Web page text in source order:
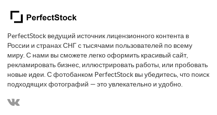
PerfectStock ведущий источник лицензионного контента в
России и странах СНГ с тысячами пользователей по всему
миру. С нами вы сможете легко оформить красивый сайт,
рекламировать бизнес, иллюстрировать работы, или пробовать
новые идеи. С фотобанком PerfectStock вы убедитесь, что поиск
подходящих фотографий — это увлекательно и удобно.